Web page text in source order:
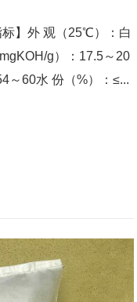
标】外 观（25℃）：白
g）：17.5～20
～60水 份（%）：≤...